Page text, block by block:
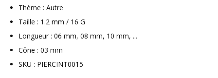
Thème : Autre
Taille : 1.2 mm / 16 G
Longueur : 06 mm, 08 mm, 10 mm, ...
Cône : 03 mm
SKU : PIERCINT0015